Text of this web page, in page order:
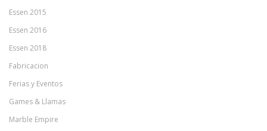
Essen 2015
Essen 2016
Essen 2018
Fabricacion
Ferias y Eventos
Games & Llamas
Marble Empire